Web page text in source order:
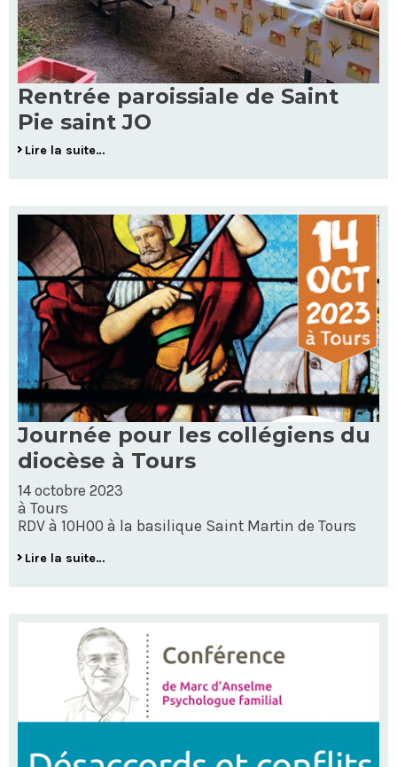
Rentrée paroissiale de Saint
Pie saint JO
Lire la suite…
Journée pour les collégiens du
diocèse à Tours
14 octobre 2023
à Tours
RDV à 10H00 à la basilique Saint Martin de Tours
Lire la suite…